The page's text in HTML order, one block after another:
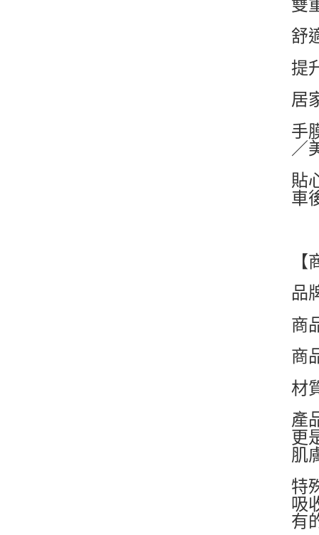
雙
舒
提
居
手
／
貼
車
品
商
商
材
產
更
肌
特
吸
有